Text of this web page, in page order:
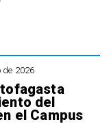
de 2026
del
el Campus